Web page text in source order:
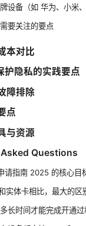
设备（如 华为、小米、
要关注的要点
本对比
护隐私的实践要点
障排除
点
与资源
Questions
请指南 2025 的核心目
实体卡相比，最大的区
长时间才能完成开通过